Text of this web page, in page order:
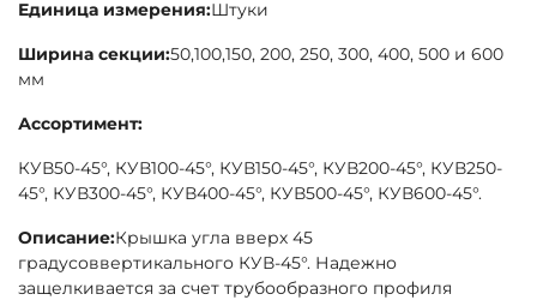
Единица измерения:Штуки
Ширина секции:50,100,150, 200, 250, 300, 400, 500 и 600
мм
Ассортимент:
КУВ50-45°, КУВ100-45°, КУВ150-45°, КУВ200-45°, КУВ250-
45°, КУВ300-45°, КУВ400-45°, КУВ500-45°, КУВ600-45°.
Описание:Крышка угла вверх 45
градусоввертикального КУВ-45°. Надежно
защелкивается за счет трубообразного профиля